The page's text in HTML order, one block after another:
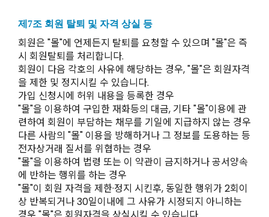
제7조 회원 탈퇴 및 자격 상실 등
회원은 "몰"에 언제든지 탈퇴를 요청할 수 있으며 "몰"은 즉
시 회원탈퇴를 처리합니다.
회원이 다음 각호의 사유에 해당하는 경우, "몰"은 회원자격
을 제한 및 정지시킬 수 있습니다.
가입 신청시에 허위 내용을 등록한 경우
"몰"을 이용하여 구입한 재화등의 대금, 기타 "몰"이용에 관
련하여 회원이 부담하는 채무를 기일에 지급하지 않는 경우
다른 사람의 "몰" 이용을 방해하거나 그 정보를 도용하는 등
전자상거래 질서를 위협하는 경우
"몰"을 이용하여 법령 또는 이 약관이 금지하거나 공서양속
에 반하는 행위를 하는 경우
"몰"이 회원 자격을 제한·정지 시킨후, 동일한 행위가 2회이
상 반복되거나 30일이내에 그 사유가 시정되지 아니하는